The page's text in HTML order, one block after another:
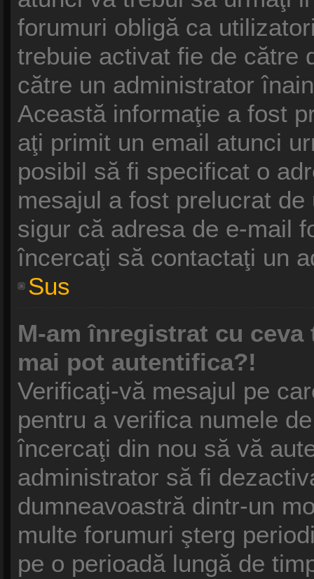
forumuri obligă ca
trebuie activat fie de către
către un administrator
Această informaţie a fost
aţi primit un email atunci
posibil să fi specificat o
mesajul a fost prelucrat
sigur că adresa de e-mail
încercaţi să contactaţi un
Sus
M-am înregistrat cu
mai pot autentifica?!
Verificaţi-vă mesajul pe
pentru a verifica numele
încercaţi din nou să vă
administrator să fi
dumneavoastră dintr-un
multe forumuri şterg
pe o perioadă lungă de